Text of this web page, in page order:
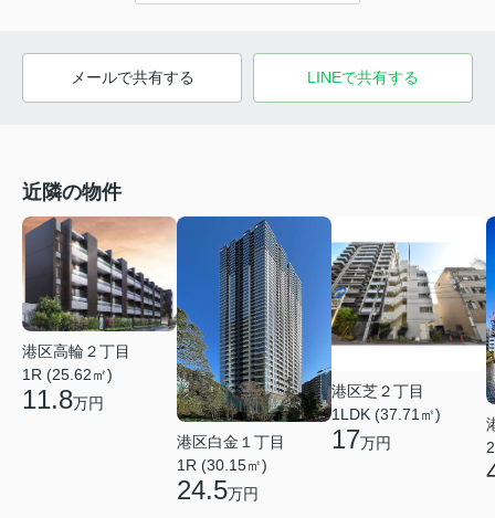
メールで共有する LINEで共有する
近隣の物件
港区高輪２丁目
1R (25.62㎡)
11.8万円
港区白金１丁目
1R (30.15㎡)
24.5万円
港区芝２丁目
1LDK (37.71㎡)
17万円